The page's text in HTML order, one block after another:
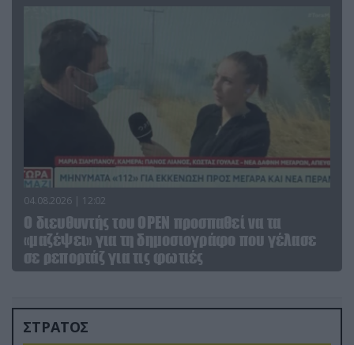
04.08.2026 | 12:02
O διευθυντής του OPEN προσπαθεί να τα
«μαζέψει» για τη δημοσιογράφο που γέλασε
σε ρεπορτάζ για τις φωτιές
ΣΤΡΑΤΟΣ